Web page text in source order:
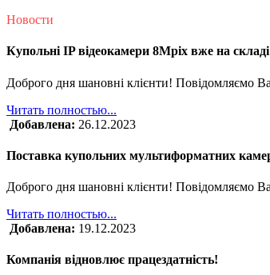
Новости
Купольні IP відеокамери 8Mpix вже на
Доброго дня шановні клієнти! Повідомляємо
Читать полностью...
Добавлена: 26.12.2023
Поставка купольних мультиформатних
Доброго дня шановні клієнти! Повідомляємо
Читать полностью...
Добавлена: 19.12.2023
Компанія відновлює працездатність!